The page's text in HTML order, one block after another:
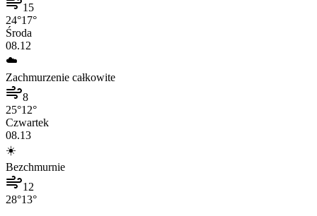
15
24°17°
Środa
08.12
☁️
Zachmurzenie całkowite
8
25°12°
Czwartek
08.13
☀️
Bezchmurnie
12
28°13°